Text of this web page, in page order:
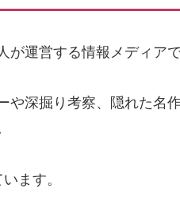
運営する情報メディアで
や深掘り考察、隠れた
ます。